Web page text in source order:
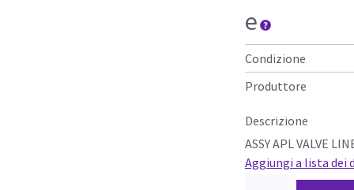
e
Condizione
Produttore
Descrizione
ASSY APL VALVE
Aggiungi a lista dei